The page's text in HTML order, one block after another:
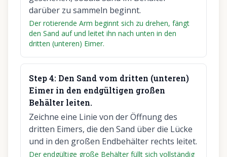
darüber zu sammeln beginnt.
Der rotierende Arm beginnt sich zu drehen, fängt
den Sand auf und leitet ihn nach unten in den
dritten (unteren) Eimer.
Step4: Den Sand vom dritten (unteren)
Eimer in den endgültigen großen
Behälter leiten.
Zeichne eine Linie von der Öffnung des
dritten Eimers, die den Sand über die Lücke
und in den großen Endbehälter rechts leitet.
Der endgültige große Behälter füllt sich vollständig